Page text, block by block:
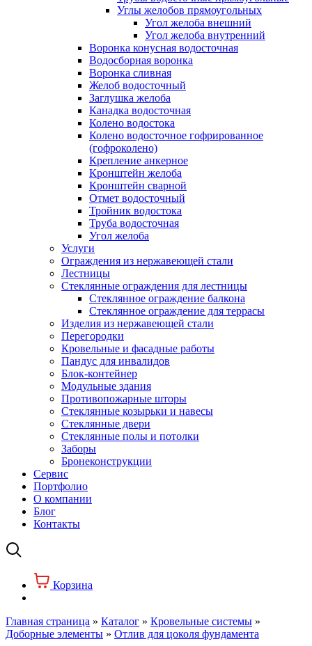
Углы желобов прямоугольных
Угол желоба внешний
Угол желоба внутренний
Воронка конусная водосточная
Водосборная воронка
Воронка сливная
Желоб водосточный
Заглушка желоба
Канадка водосточная
Колено водостока
Колено водосточное гофрированное
(гофроколено)
Крепление анкерное
Кронштейн желоба
Кронштейн сварной
Отмет водосточный
Тройник водостока
Труба водосточная
Угол желоба
Услуги
Ограждения из нержавеющей стали
Лестницы
Стеклянные ограждения для лестницы
Стеклянное ограждение балкона
Стеклянное ограждение для террасы
Изделия из нержавеющей стали
Перегородки
Кровельные и фасадные работы
Пандус для инвалидов
Блок-контейнер
Модульные здания
Противопожарные шторы
Стеклянные козырьки и навесы
Стеклянные двери
Стеклянные полы и потолки
Заборы
Бронеконструкции
Сервис
Портфолио
О компании
Блог
Контакты
Корзина
Главная страница » Каталог » Кровельные системы »
Доборные элементы » Отлив для цоколя фундамента